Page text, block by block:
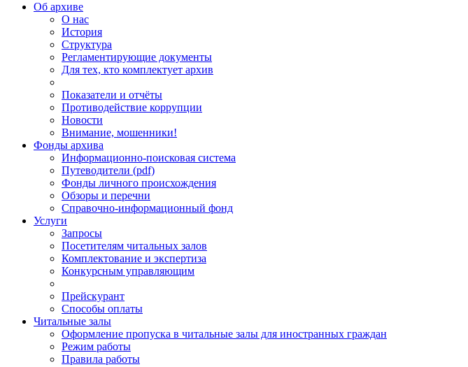
Об архиве
О нас
История
Структура
Регламентирующие документы
Для тех, кто комплектует архив
Показатели и отчёты
Противодействие коррупции
Новости
Внимание, мошенники!
Фонды архива
Информационно-поисковая система
Путеводители (pdf)
Фонды личного происхождения
Обзоры и перечни
Справочно-информационный фонд
Услуги
Запросы
Посетителям читальных залов
Комплектование и экспертиза
Конкурсным управляющим
Прейскурант
Способы оплаты
Читальные залы
Оформление пропуска в читальные залы для иностранных граждан
Режим работы
Правила работы